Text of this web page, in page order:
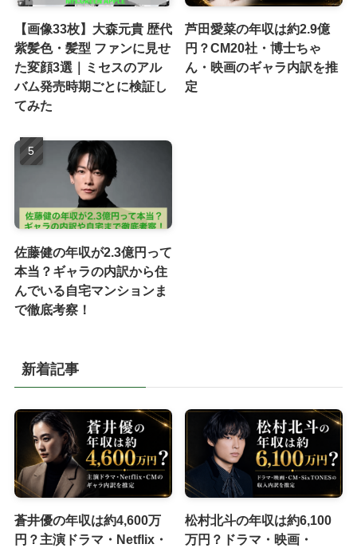
【画像33枚】大森元貴 歴代
紫髪色・髪型 ファンに見せ
た変顔3選｜ミセスのアル
バム発売時期ごとに検証し
てみた
芦田愛菜の年収は約2.9億
円？CM20社・博士ちゃ
ん・映画のギャラ内訳を推
定
佐藤健の年収が2.3億円って
本当？ギャラの内訳から住
んでいる自宅マンションま
で徹底考察！
新着記事
蒼井優の年収は約4,600万
円？主演ドラマ・Netflix・
松村北斗の年収は約6,100
万円？ドラマ・映画・